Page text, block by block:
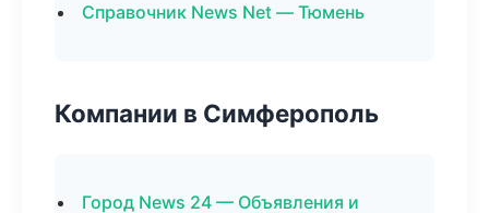
Справочник News Net — Тюмень
Компании в Симферополь
Город News 24 — Объявления и